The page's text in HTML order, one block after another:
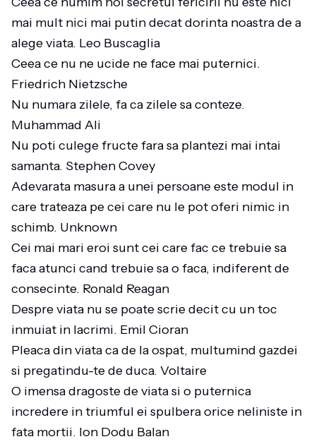
mai mult nici mai putin decat dorinta noastra de a
alege viata. Leo Buscaglia
Ceea ce nu ne ucide ne face mai puternici.
Friedrich Nietzsche
Nu numara zilele, fa ca zilele sa conteze.
Muhammad Ali
Nu poti culege fructe fara sa plantezi mai intai
samanta. Stephen Covey
Adevarata masura a unei persoane este modul in
care trateaza pe cei care nu le pot oferi nimic in
schimb. Unknown
Cei mai mari eroi sunt cei care fac ce trebuie sa
faca atunci cand trebuie sa o faca, indiferent de
consecinte. Ronald Reagan
Despre viata nu se poate scrie decit cu un toc
inmuiat in lacrimi. Emil Cioran
Pleaca din viata ca de la ospat, multumind gazdei
si pregatindu-te de duca. Voltaire
O imensa dragoste de viata si o puternica
incredere in triumful ei spulbera orice neliniste in
fata mortii. Ion Dodu Balan